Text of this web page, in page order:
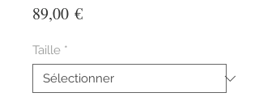
89,00 €Prix
Taille *